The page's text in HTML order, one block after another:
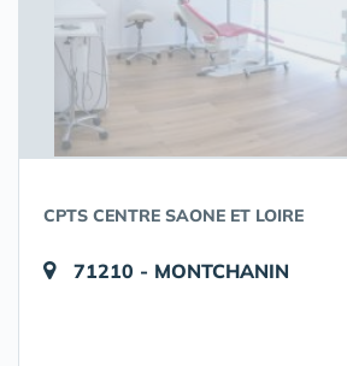
CPTS CENTRE SAONE ET LOIRE
71210 - MONTCHANIN